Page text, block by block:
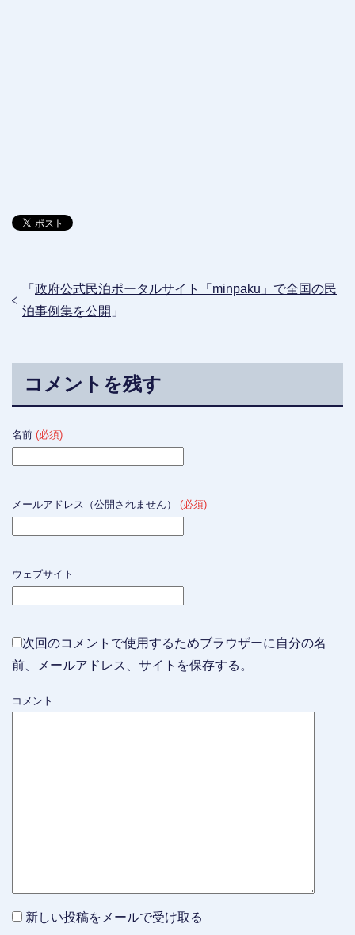
「 政府公式民泊ポータルサイト「minpaku」で全国の民
泊事例集を公開 」
コメントを残す
名前 (必須)
メールアドレス（公開されません） (必須)
ウェブサイト
次回のコメントで使用するためブラウザーに自分の名
前、メールアドレス、サイトを保存する。
コメント
新しい投稿をメールで受け取る